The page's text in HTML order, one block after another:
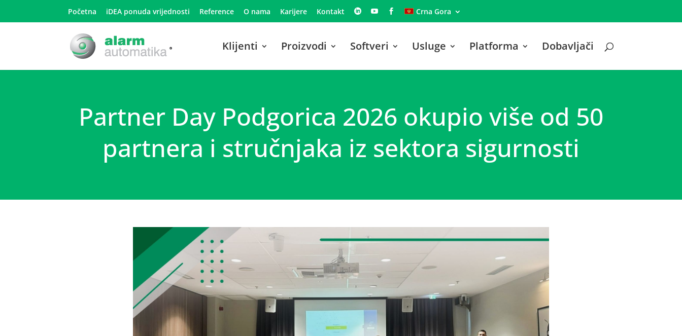
Početna iDEA ponuda vrijednosti Reference O nama Karijere Kontakt Crna Gora
Klijenti Proizvodi Softveri Usluge Platforma Dobavljači
Partner Day Podgorica 2026 okupio više od 50
partnera i stručnjaka iz sektora sigurnosti